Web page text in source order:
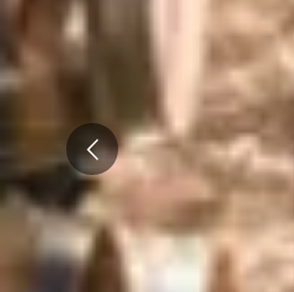
Visite cave & dégustation
Visite cave & dégustation
Visite cave & dégustation
Visite cave & dégustation
Séjours oenologiques
Séjours oenologiques
Prev